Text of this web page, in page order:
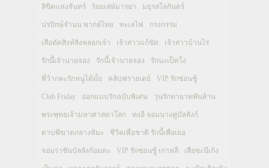
ลิขิตแห่งจันทร์ ร้อยเล่ห์มารยา มธุรสโลกันตร์
ปรปักษ์จำนน พากย์ไทย ทะเลไฟ กรงกรรม
เสือตัดสิงห์ลิงหลอกเจ้า เจ้าสาวแก้ขัด เจ้าสาวบ้านไร่
รักนี้เจ้านายจอง รักนี้เจ้านายจอง รักนะเป็ดโง่
พี่ว้ากคะรักหนูได้มั้ย คลับฟรายเดย์ VIP รักซ่อนชู้
Club Friday ออกแบบรักฉบับพิเศษ วุ่นรักทายาทพันล้าน
พระพุทธเจ้ามหาศาสดาโลก ทงอี จอมนางคู่บัลลังก์
ดาบพิฆาตกลางหิมะ ชีวิตเพื่อชาติ รักนี้เพื่อเธอ
จอมราชันบัลลังก์อมตะ VIP รักซ่อนชู้ เกาหลี เสือชะนีเก้ง